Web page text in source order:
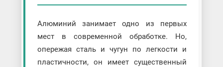
Алюминий занимает одно из первых
мест в современной обработке. Но,
опережая сталь и чугун по легкости и
пластичности, он имеет существенный